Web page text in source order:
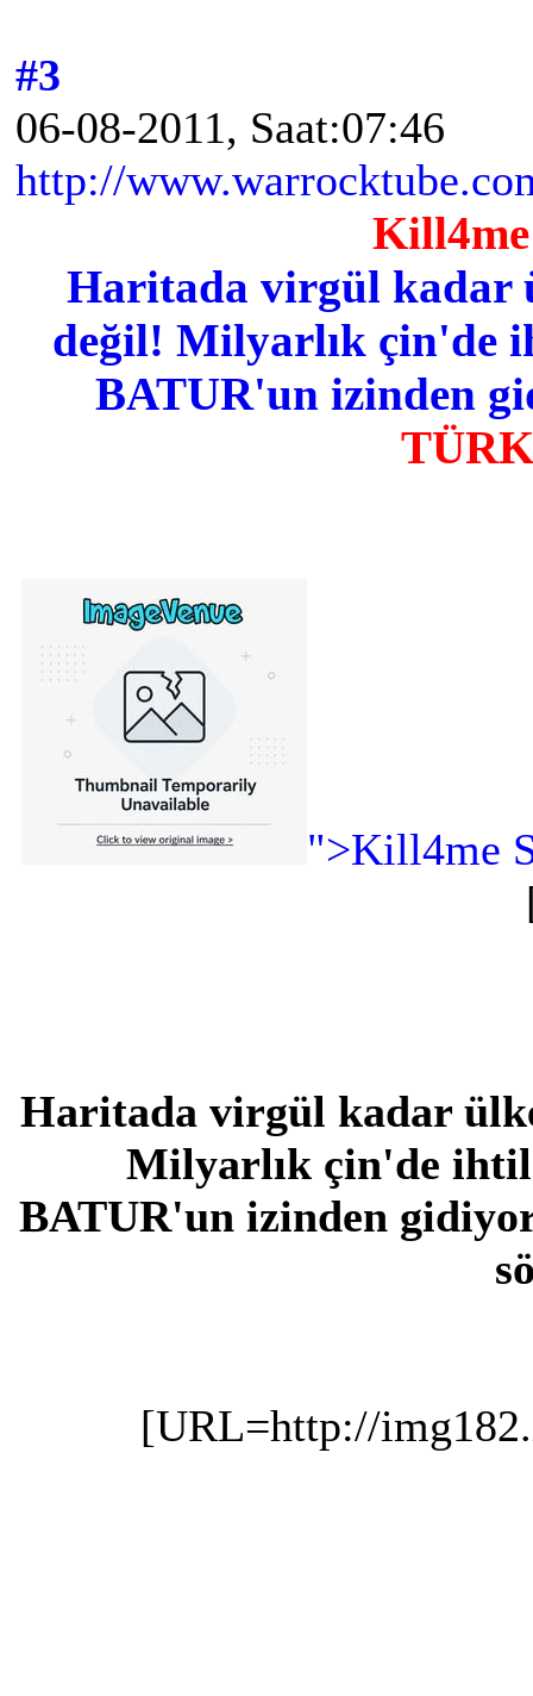
#3
06-08-2011, Saat:07:46
http://
Kill4me
Haritada virgül kadar
değil! Milyarlık çin'de
BATUR'un izinden
TÜRK
">Kill4me
Haritada virgül kadar
Milyarlık çin'de
BATUR'un izinden
[URL=http://